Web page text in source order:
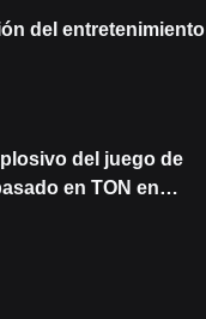
del entretenimiento
del juego de
en TON en